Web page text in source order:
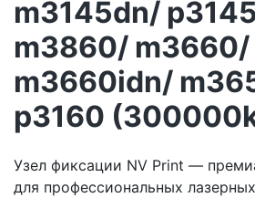
m3145dn/
m3860/ m3660/
m3660idn/
p3160
Узел фиксации NV Print —
для профессиональных